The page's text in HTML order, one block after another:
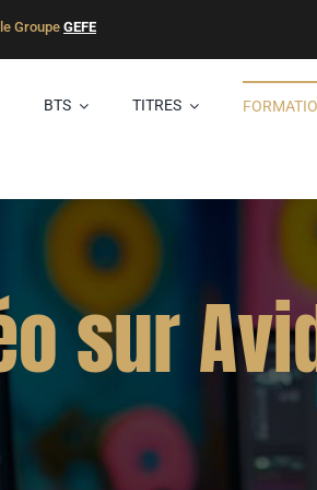
Groupe GEFE
BTS TITRES
sur